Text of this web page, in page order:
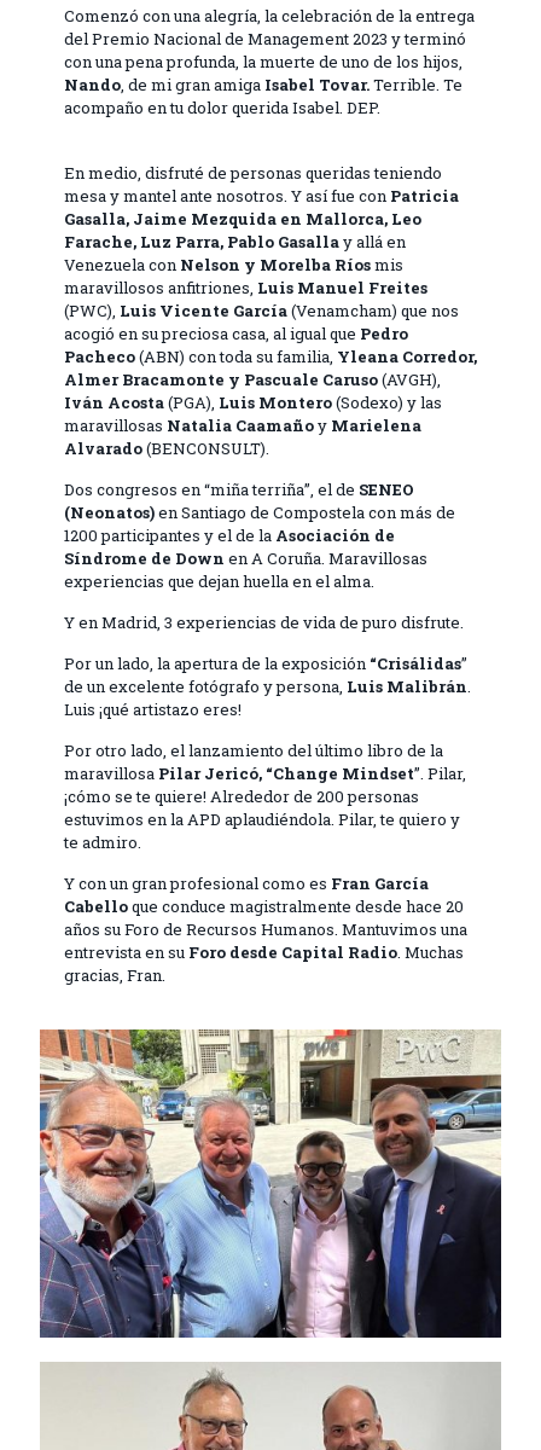
Comenzó con una alegría, la celebración de la entrega
del Premio Nacional de Management 2023 y terminó
con una pena profunda, la muerte de uno de los hijos,
Nando, de mi gran amiga Isabel Tovar.Terrible. Te
acompaño en tu dolor querida Isabel. DEP.
En medio, disfruté de personas queridas teniendo
mesa y mantel ante nosotros. Y así fue con Patricia
Gasalla, Jaime Mezquida en Mallorca, Leo
Farache, Luz Parra, Pablo Gasallay allá en
Venezuela con Nelson y Morelba Ríosmis
maravillosos anfitriones, Luis Manuel Freites
(PWC), Luis Vicente García(Venamcham) que nos
acogió en su preciosa casa, al igual que Pedro
Pacheco(ABN) con toda su familia, Yleana Corredor,
Almer Bracamonte y Pascuale Caruso(AVGH),
Iván Acosta(PGA), Luis Montero(Sodexo) y las
maravillosas Natalia Caamañoy Marielena
Alvarado(BENCONSULT).
Dos congresos en “miña terriña”, el de SENEO
(Neonatos)en Santiago de Compostela con más de
1200 participantes y el de la Asociación de
Síndrome de Down en A Coruña. Maravillosas
experiencias que dejan huella en el alma.
Y en Madrid, 3 experiencias de vida de puro disfrute.
Por un lado, la apertura de la exposición “Crisálidas”
de un excelente fotógrafo y persona, Luis Malibrán.
Luis ¡qué artistazo eres!
Por otro lado, el lanzamiento del último libro de la
maravillosa Pilar Jericó, “Change Mindset”. Pilar,
¡cómo se te quiere! Alrededor de 200 personas
estuvimos en la APD aplaudiéndola. Pilar, te quiero y
te admiro.
Y con un gran profesional como es Fran García
Cabelloque conduce magistralmente desde hace 20
años su Foro de Recursos Humanos. Mantuvimos una
entrevista en su Foro desde Capital Radio. Muchas
gracias, Fran.